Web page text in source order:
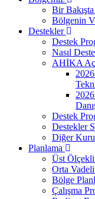
Bir
Bölgenin
Destekler
Destek
Nasıl
AHİKA
Destek
Destekler
Diğer
Planlama
Üst
Orta
Bölge
Çalışma